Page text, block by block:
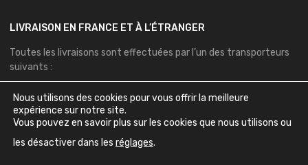
LIVRAISON EN FRANCE ET À L’ÉTRANGER
Toutes les livraisons sont effectuées par l’un des transporteurs
suivants :
Nous utilisons des cookies pour vous offrir la meilleure
expérience sur notre site.
Vous pouvez en savoir plus sur les cookies que nous utilisons ou
les désactiver dans les réglages.